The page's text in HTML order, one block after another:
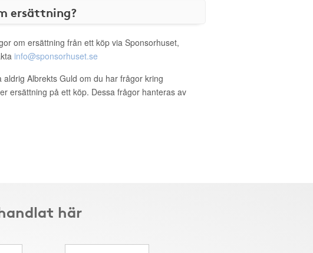
ersättning?
om ersättning från ett köp via Sponsorhuset,
info@sponsorhuset.se
aldrig Albrekts Guld om du har frågor kring
ersättning på ett köp. Dessa frågor hanteras av
här